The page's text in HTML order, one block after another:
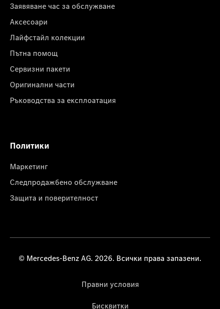
Заявяване час за обслужване
Аксесоари
Лайфстайл колекции
Пътна помощ
Сервизни пакети
Оригинални части
Ръководства за експлоатация
Политики
Маркетинг
Следпродажбено обслужване
Защита и поверителност
© Mercedes-Benz AG. 2026. Всички права запазени.
Правни условия
Бисквитки